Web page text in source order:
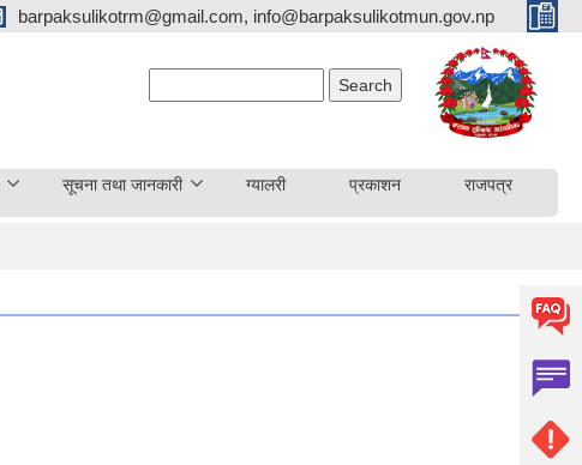
barpaksulikotrm@gmail.com, info@barpaksulikotmun.gov.np
सूचना तथा जानकारी ग्यालरी प्रकाशन राजपत्र